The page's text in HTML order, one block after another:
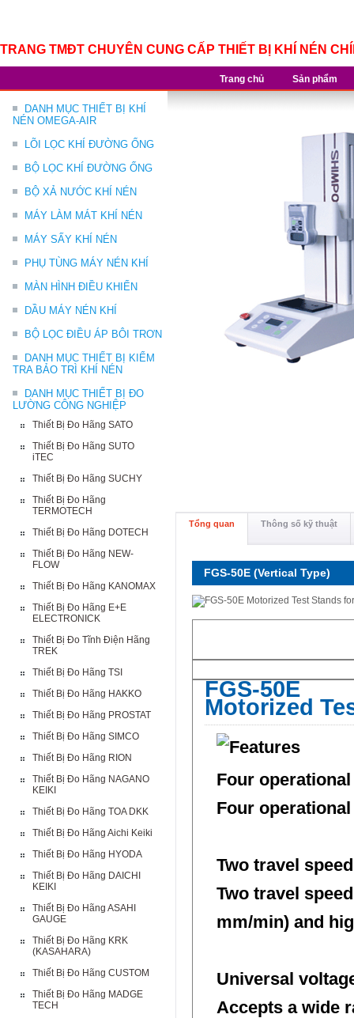
TRANG TMĐT CHUYÊN CUNG CẤP THIẾT BỊ KHÍ NÉN
Trang chủ Sản phẩm
DANH MỤC THIẾT BỊ KHÍ
NÉN OMEGA-AIR
LÕI LỌC KHÍ ĐƯỜNG ỐNG
BỘ LỌC KHÍ ĐƯỜNG ỐNG
BỘ XẢ NƯỚC KHÍ NÉN
MÁY LÀM MÁT KHÍ NÉN
MÁY SẤY KHÍ NÉN
PHỤ TÙNG MÁY NÉN KHÍ
MÀN HÌNH ĐIỀU KHIỂN
DẦU MÁY NÉN KHÍ
BỘ LỌC ĐIỀU ÁP BÔI TRƠN
DANH MỤC THIẾT BỊ KIỂM
TRA BẢO TRÌ KHÍ NÉN
DANH MỤC THIẾT BỊ ĐO
LƯỜNG CÔNG NGHIỆP
Thiết Bị Đo Hãng SATO
Thiết Bị Đo Hãng SUTO
iTEC
Thiết Bị Đo Hãng SUCHY
Thiết Bị Đo Hãng
TERMOTECH
Thiết Bị Đo Hãng DOTECH
Thiết Bị Đo Hãng NEW-
FLOW
Thiết Bị Đo Hãng KANOMAX
Thiết Bị Đo Hãng E+E
ELECTRONICK
Thiết Bị Đo Tĩnh Điện Hãng
TREK
Thiết Bị Đo Hãng TSI
Thiết Bị Đo Hãng HAKKO
Thiết Bị Đo Hãng PROSTAT
Thiết Bị Đo Hãng SIMCO
Thiết Bị Đo Hãng RION
Thiết Bị Đo Hãng NAGANO
KEIKI
Thiết Bị Đo Hãng TOA DKK
Thiết Bị Đo Hãng Aichi Keiki
Thiết Bị Đo Hãng HYODA
Thiết Bị Đo Hãng DAICHI
KEIKI
Thiết Bị Đo Hãng ASAHI
GAUGE
Thiết Bị Đo Hãng KRK
(KASAHARA)
Thiết Bị Đo Hãng CUSTOM
Thiết Bị Đo Hãng MADGE
TECH
Tổng quan Thông số kỹ thuật
FGS-50E (Vertical Type)
FGS-50E
Motorized
Four
Four
Two travel
Two travel
mm/min) and
Universal
Accepts a wide